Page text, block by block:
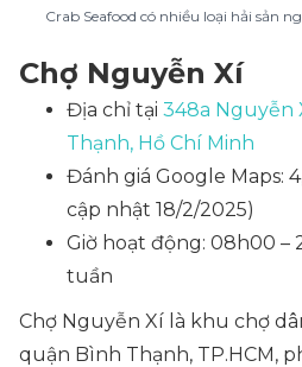
Crab Seafood có nhiều loại hải sản
Chợ Nguyễn Xí
Địa chỉ tại 348a Nguyễn
Thạnh, Hồ Chí Minh
Đánh giá Google Maps:
cập nhật 18/2/2025)
Giờ hoạt động: 08h00 –
tuần
Chợ Nguyễn Xí là khu chợ
quận Bình Thạnh, TP.HCM,